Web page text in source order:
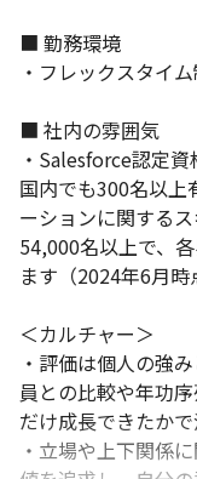
■ 勤務環境
・フレックスタイ
■ 社内の雰囲気
・Salesforce認定
国内でも300名以上
ーションに関する
54,000名以上で、
ます（2024年6月時
＜カルチャー＞
・評価は個人の強
員との比較や年功
だけ成長できたか
・立場や上下関係